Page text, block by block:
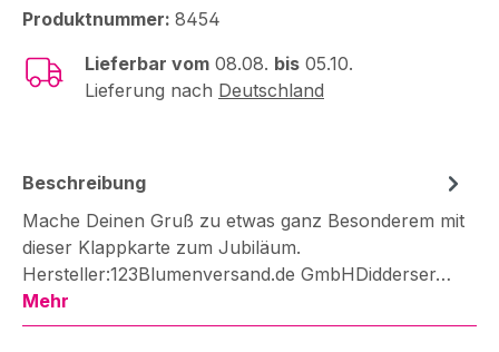
Produktnummer: 8454
Lieferbar vom 08.08. bis 05.10.
Lieferung nach Deutschland
Beschreibung
Mache Deinen Gruß zu etwas ganz Besonderem mit
dieser Klappkarte zum Jubiläum.
Hersteller:123Blumenversand.de GmbHDidderser…
Mehr